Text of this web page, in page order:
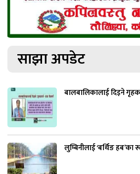
साझा अपडेट
बालबालिकालाई दिइने
लुम्बिनीलाई ‘बर्थिङ